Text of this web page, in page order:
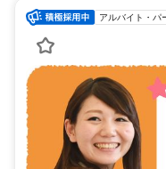
アルバイト・パ